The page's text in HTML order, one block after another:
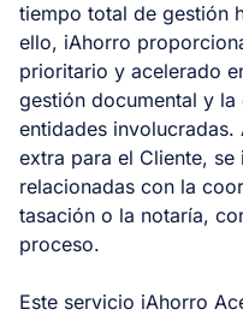
tiempo total de gestión
ello, iAhorro
prioritario y acelerado
gestión documental y
entidades
extra para el Cliente, se
relacionadas con la
tasación o la notaría,
proceso.
Este servicio iAhorro